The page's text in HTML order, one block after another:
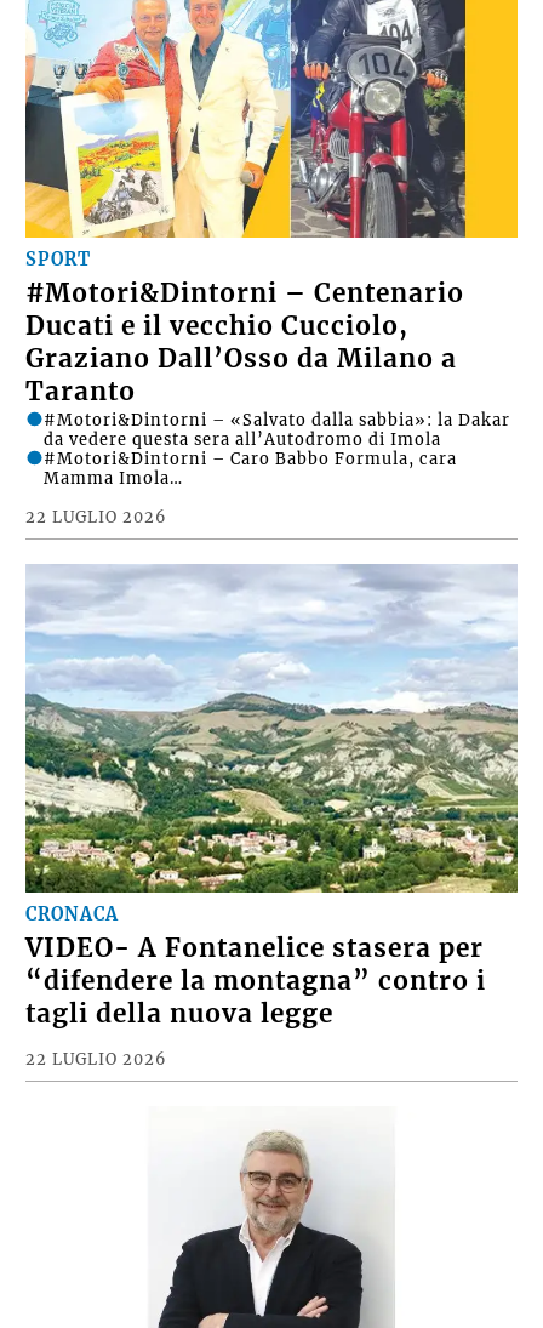
SPORT
#Motori&Dintorni – Centenario
Ducati e il vecchio Cucciolo,
Graziano Dall’Osso da Milano a
Taranto
22 LUGLIO 2026
#Motori&Dintorni – «Salvato dalla sabbia»: la Dakar
da vedere questa sera all’Autodromo di Imola
#Motori&Dintorni – Caro Babbo Formula, cara
Mamma Imola…
CRONACA
VIDEO- A Fontanelice stasera per
“difendere la montagna” contro i
tagli della nuova legge
22 LUGLIO 2026